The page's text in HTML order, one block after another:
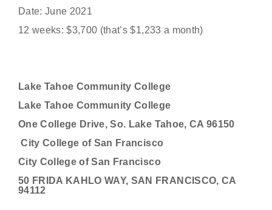
Date: June 2021
12 weeks: $3,700 (that’s $1,233 a month)
Lake Tahoe Community College
Lake Tahoe Community College
One College Drive, So. Lake Tahoe, CA 96150
City College of San Francisco
City College of San Francisco
50 FRIDA KAHLO WAY, SAN FRANCISCO, CA
94112